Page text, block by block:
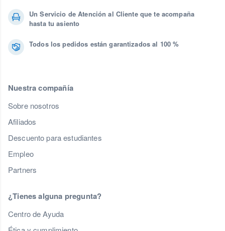
Un Servicio de Atención al Cliente que te acompaña
hasta tu asiento
Todos los pedidos están garantizados al 100 %
Nuestra compañía
Sobre nosotros
Afiliados
Descuento para estudiantes
Empleo
Partners
¿Tienes alguna pregunta?
Centro de Ayuda